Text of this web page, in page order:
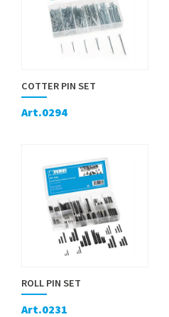
COTTER PIN SET
Art.0294
ROLL PIN SET
Art.0231